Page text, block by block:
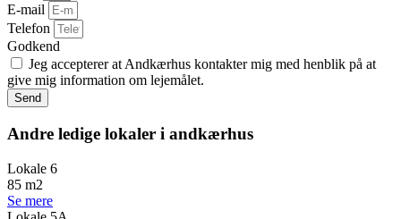
E-mail
Telefon
Godkend
Jeg accepterer at Andkærhus kontakter mig med henblik på at
give mig information om lejemålet.
Send
Andre ledige lokaler i andkærhus
Lokale 6
85 m2
Se mere